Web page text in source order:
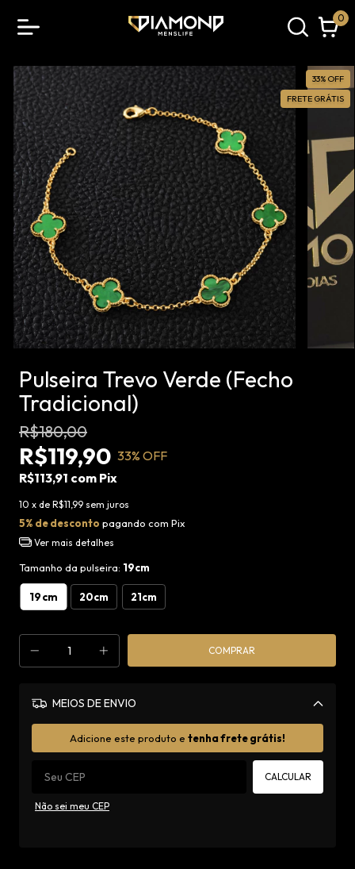
0
33% OFF
FRETE GRÁTIS
Pulseira Trevo Verde (Fecho
Tradicional)
R$180,00
R$119,90 33% OFF
R$113,91 com Pix
10 x de R$11,99 sem juros
5% de desconto pagando com Pix
Ver mais detalhes
Tamanho da pulseira: 19cm
19cm 20cm 21cm
MEIOS DE ENVIO
Alterar CEP
Adicione este produto e tenha frete grátis!
CALCULAR
Não sei meu CEP